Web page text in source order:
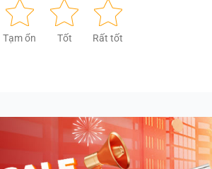
Tạm ổn Tốt Rất tốt